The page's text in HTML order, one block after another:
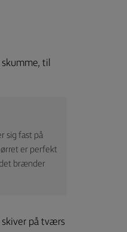
til
sig fast på
er perfekt
det brænder
skiver på tværs